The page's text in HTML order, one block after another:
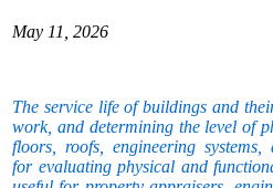
May 11, 2026
The service life of buildings and
work, and determining the level of
floors, roofs, engineering
for evaluating physical and